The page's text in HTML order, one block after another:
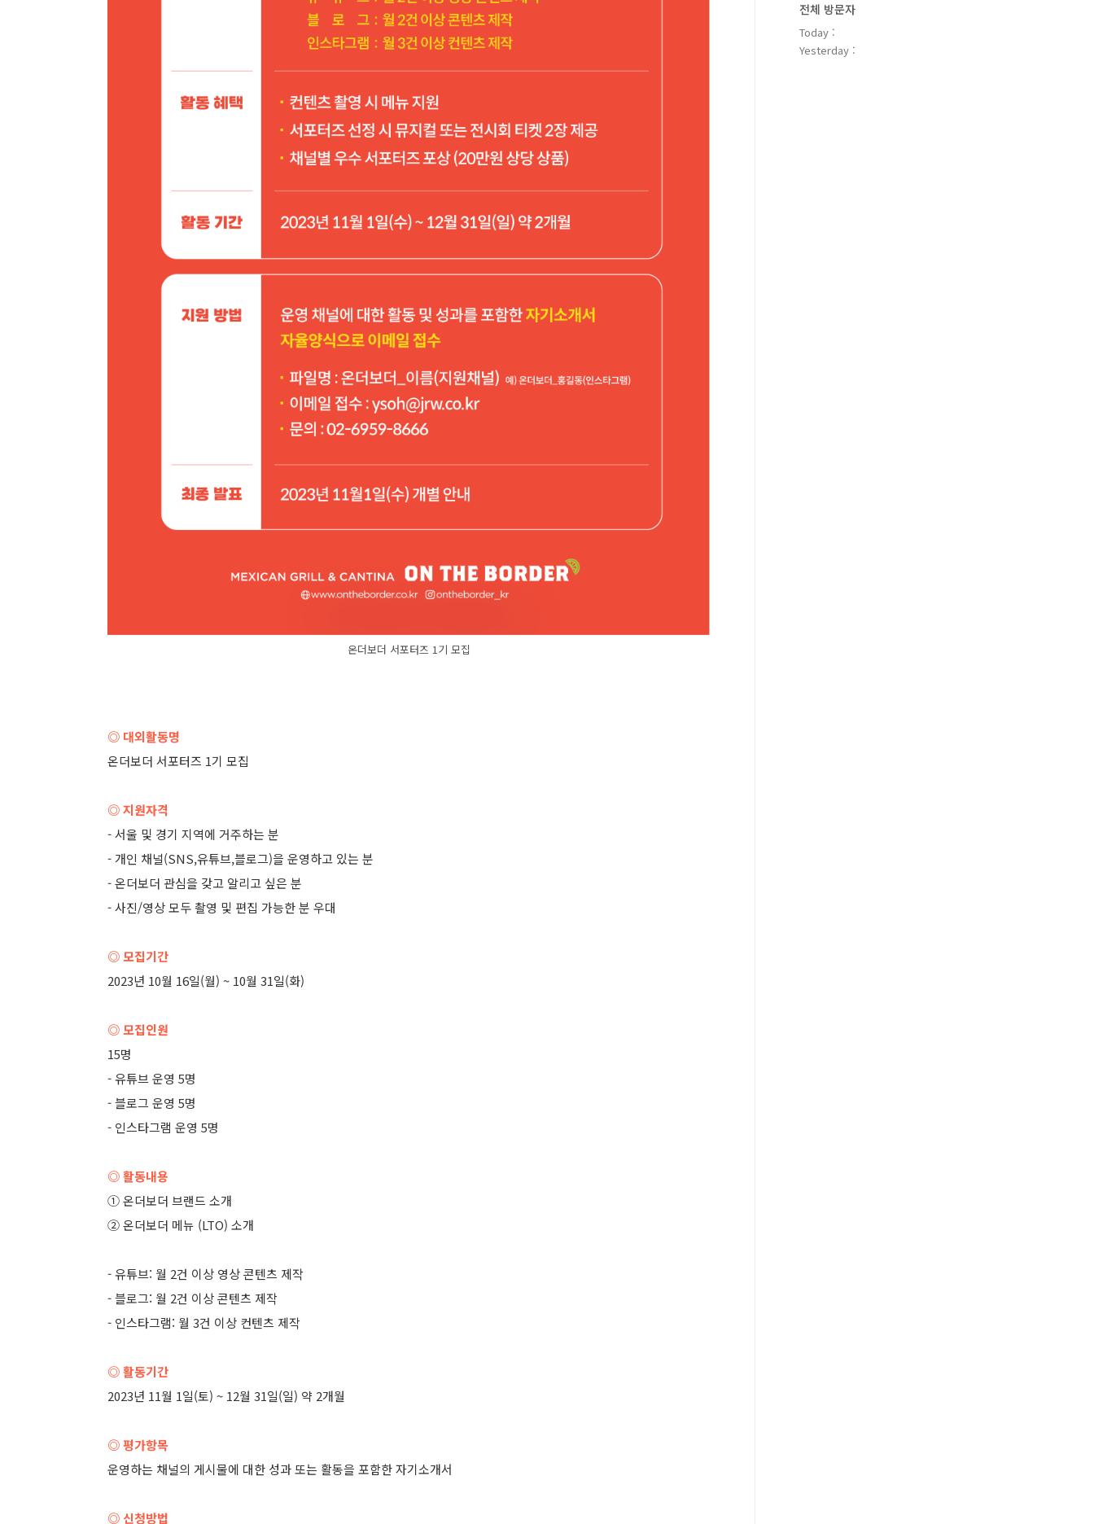
온더보더 서포터즈 1기 모집
◎ 대외활동명
온더보더 서포터즈 1기 모집
◎ 지원자격
- 서울 및 경기 지역에 거주하는 분
- 개인 채널(SNS,유튜브,블로그)을 운영하고 있는 분
- 온더보더 관심을 갖고 알리고 싶은 분
- 사진/영상 모두 촬영 및 편집 가능한 분 우대
◎ 모집기간
2023년 10월 16일(월) ~ 10월 31일(화)
◎ 모집인원
15명
- 유튜브 운영 5명
- 블로그 운영 5명
- 인스타그램 운영 5명
◎ 활동내용
① 온더보더 브랜드 소개
② 온더보더 메뉴 (LTO) 소개
- 유튜브: 월 2건 이상 영상 콘텐츠 제작
- 블로그: 월 2건 이상 콘텐츠 제작
- 인스타그램: 월 3건 이상 컨텐츠 제작
◎ 활동기간
2023년 11월 1일(토) ~ 12월 31일(일) 약 2개월
◎ 평가항목
운영하는 채널의 게시물에 대한 성과 또는 활동을 포함한 자기소개서
◎ 신청방법
전체 방문자
Today :
Yesterday :